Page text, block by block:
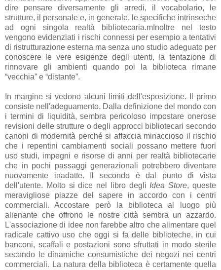
dire pensare diversamente gli arredi, il vocabolario, le
strutture, il personale e, in generale, le specifiche intrinseche
ad ogni singola realtà bibliotecaria.mInoltre nel testo
vengono evidenziati i rischi connessi per esempio a tentativi
di ristrutturazione esterna ma senza uno studio adeguato per
conoscere le vere esigenze degli utenti, la tentazione di
rinnovare gli ambienti quando poi la biblioteca rimane
“vecchia” e “distante”.
In margine si vedono alcuni limiti dell'esposizione. Il primo
consiste nell'adeguamento. Dalla definizione del mondo con
i termini di liquidità, sembra pericoloso impostare onerose
revisioni delle strutture o degli approcci bibliotecari secondo
canoni di modernità perché si affaccia minaccioso il rischio
che i repentini cambiamenti sociali possano mettere fuori
uso studi, impegni e risorse di anni per realtà bibliotecarie
che in pochi passaggi generazionali potrebbero diventare
nuovamente inadatte. Il secondo è dal punto di vista
dell'utente. Molto si dice nel libro degli Idea Store, queste
meravigliose piazze del sapere in accordo con i centri
commerciali. Accostare però la biblioteca al luogo più
alienante che offrono le nostre città sembra un azzardo.
L'associazione di idee non farebbe altro che alimentare quel
radicale cattivo uso che oggi si fa delle biblioteche, in cui
banconi, scaffali e postazioni sono sfruttati in modo sterile
secondo le dinamiche consumistiche dei negozi nei centri
commerciali. La natura della biblioteca è certamente quella